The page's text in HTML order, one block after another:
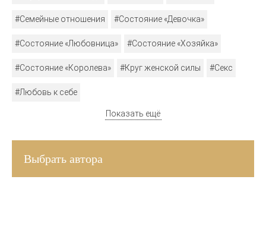
#Семейные отношения #Состояние «Девочка»
#Состояние «Любовница» #Состояние «Хозяйка»
#Состояние «Королева» #Круг женской силы #Секс
#Любовь к себе
Показать ещё
Выбрать автора